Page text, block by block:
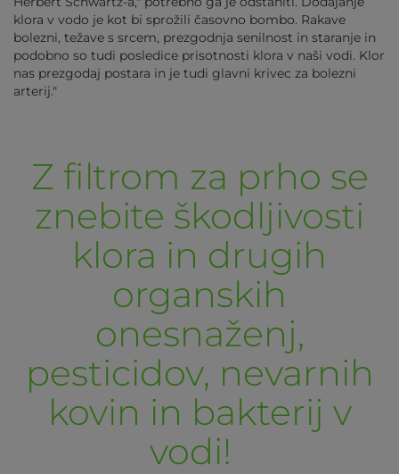
klora v vodo je kot bi sprožili časovno bombo. Rakave
bolezni, težave s srcem, prezgodnja senilnost in staranje in
podobno so tudi posledice prisotnosti klora v naši vodi. Klor
nas prezgodaj postara in je tudi glavni krivec za bolezni
arterij."
Z filtrom za prho se
znebite škodljivosti
klora in drugih
organskih
onesnaženj,
pesticidov, nevarnih
kovin in bakterij v
vodi!